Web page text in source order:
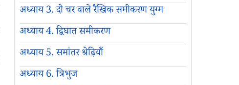
अध्याय 3. दो चर वाले रैखिक समीकरण युग्म
अध्याय 4. द्विघात समीकरण
अध्याय 5. समांतर श्रेढ़ियाँ
अध्याय 6. त्रिभुज